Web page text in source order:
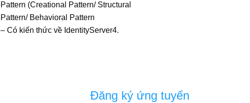
Pattern (Creational Pattern/ Structural
Pattern/ Behavioral Pattern
– Có kiến thức về IdentityServer4.
Đăng ký ứng tuyển